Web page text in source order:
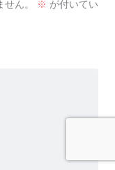
ん。 ※ が付いてい